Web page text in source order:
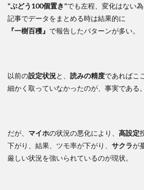
“ぶどう100個置き”でも左程、変化はない為
記事でデータをまとめる時は結果的に
『一樹百穫』 で報告したパターンが多い。
以前の設定状況と、 読みの精度であればこ
細かく取っていなかったのが、事実である。
だが、 マイホの状況の悪化により、 高設定
下がり、結果、ツモ率が下がり、 サクラが
厳しい状況を強いられているのが現状。